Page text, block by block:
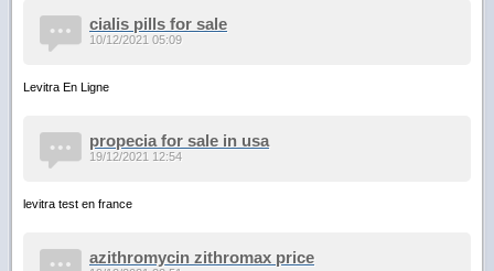
cialis pills for sale
Levitra En Ligne
10/12/2021 05:09
propecia for sale in usa
levitra test en france
19/12/2021 12:54
azithromycin zithromax price